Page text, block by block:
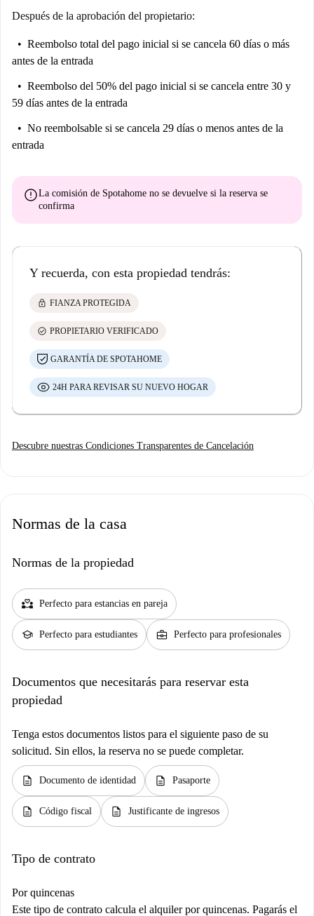
Después de la aprobación del propietario:
Reembolso total del pago inicial si se cancela 60 días o más
antes de la entrada
Reembolso del 50% del pago inicial si se cancela entre 30 y
59 días antes de la entrada
No reembolsable si se cancela 29 días o menos antes de la
entrada
errorLa comisión de Spotahome no se devuelve si la reserva se
confirma
Y recuerda, con esta propiedad tendrás:
lock FIANZA PROTEGIDA
check_circle PROPIETARIO VERIFICADO
GARANTÍA DE SPOTAHOME
24H PARA REVISAR SU NUEVO HOGAR
Descubre nuestras Condiciones Transparentes de Cancelación
Normas de la casa
Normas de la propiedad
partner_heart Perfecto para estancias en pareja
school Perfecto para estudiantes business_center Perfecto para profesionales
Documentos que necesitarás para reservar esta
propiedad
Tenga estos documentos listos para el siguiente paso de su
solicitud. Sin ellos, la reserva no se puede completar.
description Documento de identidad description Pasaporte
description Código fiscal description Justificante de ingresos
Tipo de contrato
Por quincenas
Este tipo de contrato calcula el alquiler por quincenas. Pagarás el